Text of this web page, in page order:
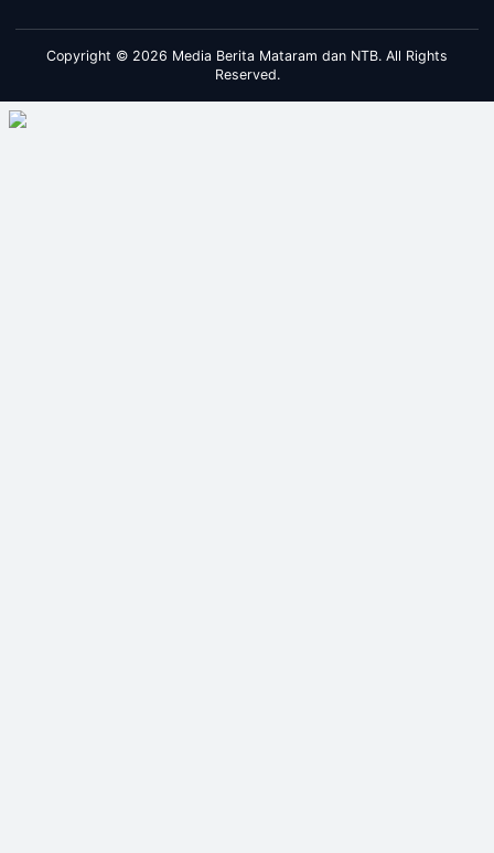
Copyright © 2026 Media Berita Mataram dan NTB. All Rights
Reserved.